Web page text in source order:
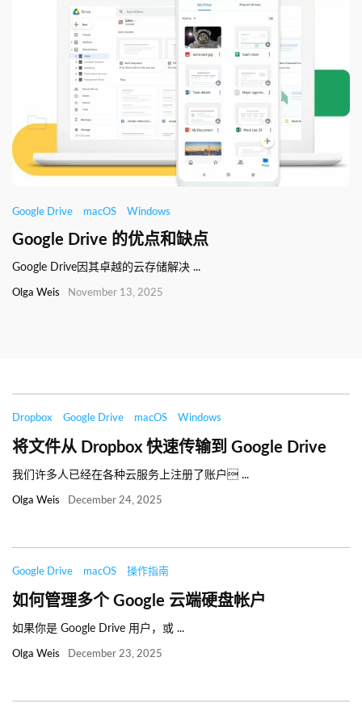
Google Drive macOS Windows
Google Drive 的优点和缺点
Google Drive因其卓越的云存储解决 ...
Olga Weis November 13, 2025
Dropbox Google Drive macOS Windows
将文件从 Dropbox 快速传输到 Google Drive
我们许多人已经在各种云服务上注册了账户 ...
Olga Weis December 24, 2025
Google Drive macOS 操作指南
如何管理多个 Google 云端硬盘帐户
如果你是 Google Drive 用户，或 ...
Olga Weis December 23, 2025